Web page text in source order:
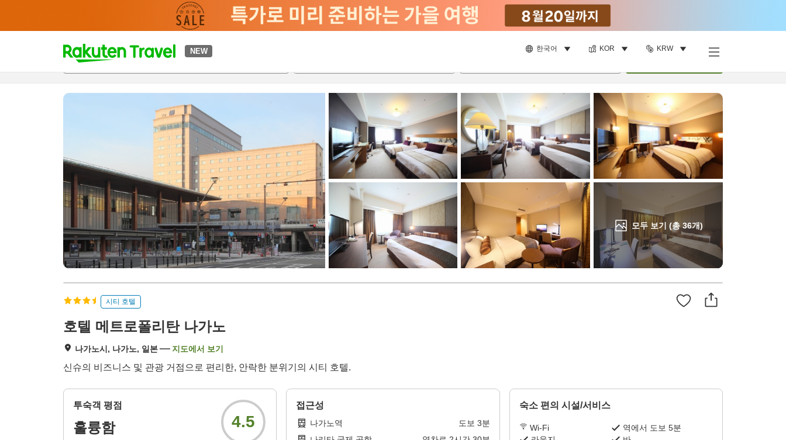
NEW 한국어 KOR KRW
t
p
a
e
a
r
c
h
모두 보기 (총 36개)
개요객실 & 숙박 상품이용 후기 편의 시설/서비스
시티 호텔
호텔 메트로폴리탄 나가노
나가노시, 나가노, 일본 지도에서 보기
신슈의 비즈니스 및 관광 거점으로 편리한, 안락한 분위기의 시티 호텔.
투숙객 평점
훌륭함 4.5
접근성
나가노역 도보 3분
숙소 편의 시설/서비스
Wi-Fi
역에서 도보 5분